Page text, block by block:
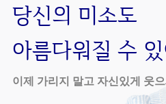
당신의 미소도
아름다워질 수
이제 가리지 말고 자신있게 웃